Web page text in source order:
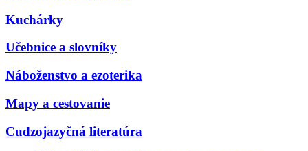
Kuchárky
Učebnice a slovníky
Náboženstvo a ezoterika
Mapy a cestovanie
Cudzojazyčná literatúra